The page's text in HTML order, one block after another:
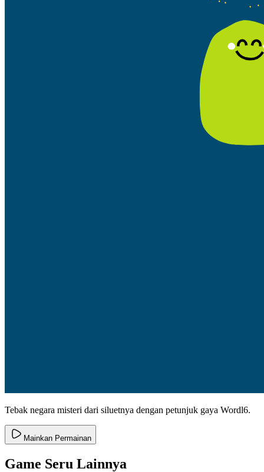
Tebak negara misteri dari siluetnya dengan petunjuk gaya Wordl6.
Mainkan Permainan
Game Seru Lainnya